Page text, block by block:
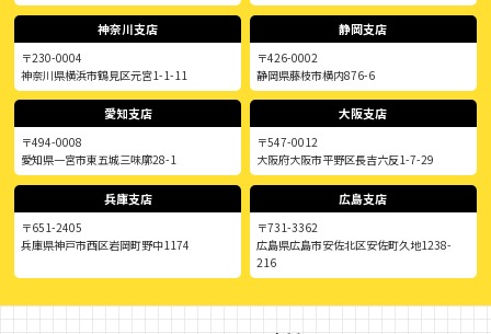
神奈川支店
〒230-0004
神奈川県横浜市鶴見区元宮1-1-11
静岡支店
〒426-0002
静岡県藤枝市横内876-6
愛知支店
〒494-0008
愛知県一宮市東五城三味廓28-1
大阪支店
〒547-0012
大阪府大阪市平野区長吉六反1-7-29
兵庫支店
〒651-2405
兵庫県神戸市西区岩岡町野中1174
広島支店
〒731-3362
広島県広島市安佐北区安佐町久地1238-
216